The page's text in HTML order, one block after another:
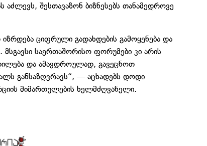
შესთავაზონ ბიზნესებს თანამედროვე
ციფრული გადახდების გამოყენება და
საერთაშორისო ფორუმები კი არის
და ამავდროულად, გავეცნოთ
განსაზღვრავს“, — აცხადებს დოდი
მიმართულების ხელმძღვანელი.